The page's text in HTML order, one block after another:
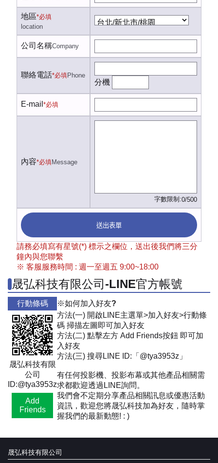
地區*必填
location
公司名稱Company
聯絡電話*必填Phone
分機
E-mail *必填
內容*必填Message
字數限制:0/500
送出表單
請務必填寫有星號(*) 標示之欄位，送出後我們將三分
鐘內與您聯繫
※ 客服服務時間 : 週一至週五 9:00~18:00
晟弘科技有限公司-LINE官方帳號
行動條碼
晟弘科技有限
公司
ID:@tya3953z
Add
Friends
※如何加入好友?
方法(一) 開啟LINE主選單>加入好友>行動條
碼 掃描左圖即可加入好友
方法(二) 點擊左方 Add Friends按鈕 即可加
入好友
方法(三) 搜尋LINE ID:「@tya3953z」
有任何投影機、投影布幕或其他產品相關需
求都歡迎透過LINE詢問。
我們會不定期分享產品相關訊息或優惠活動
資訊，歡迎您將晟弘科技加為好友，隨時掌
握我們的最新動態! : )
晟弘科技有限公司